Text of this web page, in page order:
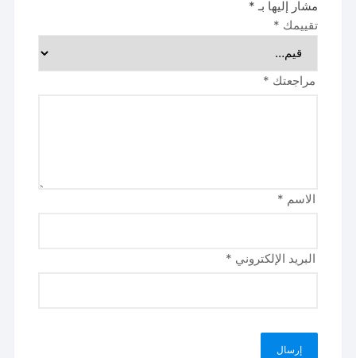
مشار إليها بـ *
تقييمك *
مراجعتك *
الاسم *
البريد الإلكتروني *